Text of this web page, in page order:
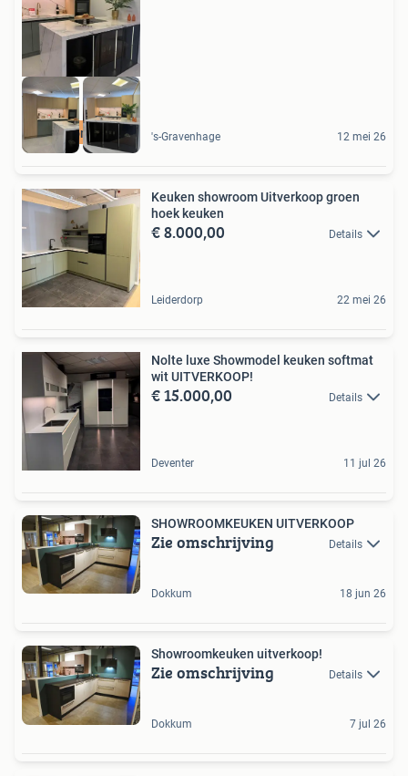
Showroomkorting 's-Gravenhage 12 mei 26
Keuken showroom Uitverkoop groen
hoek keuken
€ 8.000,00 Details
Leiderdorp 22 mei 26
Nolte luxe Showmodel keuken softmat
wit UITVERKOOP!
€ 15.000,00 Details
Deventer 11 jul 26
SHOWROOMKEUKEN UITVERKOOP
Zie omschrijving Details
Dokkum 18 jun 26
Showroomkeuken uitverkoop!
Zie omschrijving Details
Dokkum 7 jul 26